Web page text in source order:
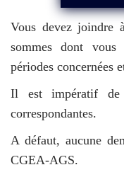
Vous devez joindre
sommes dont
périodes concernées
Il est impératif de
correspondantes.
A défaut, aucune
CGEA-AGS.